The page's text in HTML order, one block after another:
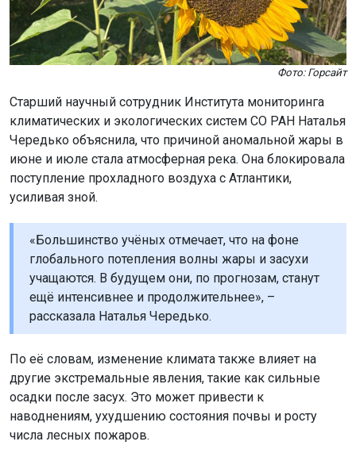
Фото: Горсайт
Старший научный сотрудник Института мониторинга
климатических и экологических систем СО РАН Наталья
Чередько объяснила, что причиной аномальной жары в
июне и июле стала атмосферная река. Она блокировала
поступление прохладного воздуха с Атлантики,
усиливая зной.
«Большинство учёных отмечает, что на фоне
глобального потепления волны жары и засухи
учащаются. В будущем они, по прогнозам, станут
ещё интенсивнее и продолжительнее», –
рассказала Наталья Чередько.
По её словам, изменение климата также влияет на
другие экстремальные явления, такие как сильные
осадки после засух. Это может привести к
наводнениям, ухудшению состояния почвы и росту
числа лесных пожаров.